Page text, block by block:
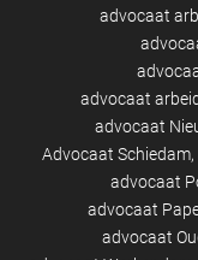
advocaat
advocaat
advocaat
Advocaat Schiedam
advocaat
advocaat
advocaat